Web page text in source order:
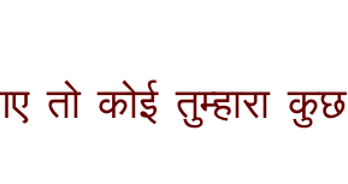
तो कोई तुम्हारा कुछ